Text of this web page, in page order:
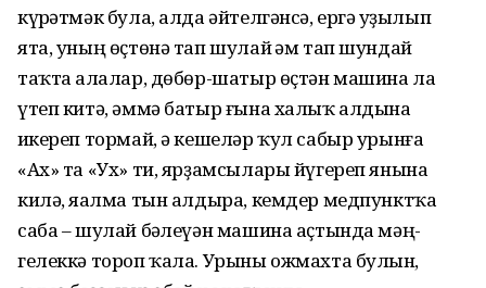
күрһәтмәк була, алда әйтел­гән­сә, ергә һуҙылып
ята, уның өҫтөнә тап шулай һәм тап шундай
таҡта һала­лар, дөбөр-шатыр өҫтән машина ла
үтеп китә, әммә батыр ғына халыҡ ал­дына
һикереп тормай, ә кешеләр ҡул сабыр урынға
«Ах» та «Ух» ти, ярҙам­сы­лары йүгереп янына
килә, яһалма тын алдыра, кемдер мед­пунктҡа
саба – шу­лай бәһлеүән машина аҫтында мәң­
гелеккә тороп ҡала. Урыны ожмахта бул­һын,